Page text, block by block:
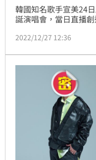
韓國知名歌手宣美24
誕演唱會，當日直播
甚至上機前一晚還練到
2022/12/27 12:36